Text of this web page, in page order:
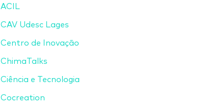
ACIL
CAV Udesc Lages
Centro de Inovação
ChimaTalks
Ciência e Tecnologia
Cocreation